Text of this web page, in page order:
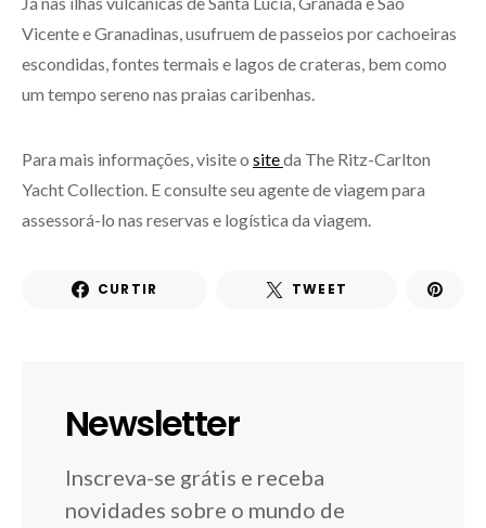
Vicente e Granadinas, usufruem de passeios por cachoeiras
escondidas, fontes termais e lagos de crateras, bem como
um tempo sereno nas praias caribenhas.
Para mais informações, visite o siteda The Ritz-Carlton
Yacht Collection. E consulte seu agente de viagem para
assessorá-lo nas reservas e logística da viagem.
CURTIR TWEET
Newsletter
Inscreva-se grátis e receba
novidades sobre o mundo de